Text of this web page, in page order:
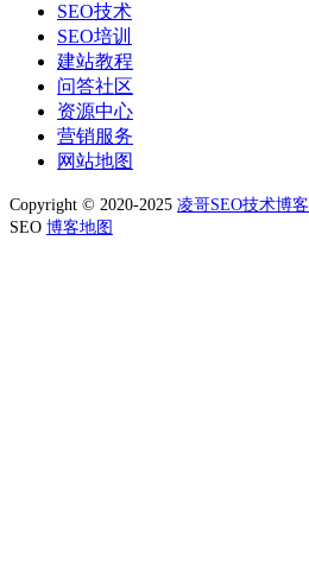
SEO技术
SEO培训
建站教程
问答社区
资源中心
营销服务
网站地图
Copyright © 2020-2025 凌哥SEO技术博客
SEO 博客地图